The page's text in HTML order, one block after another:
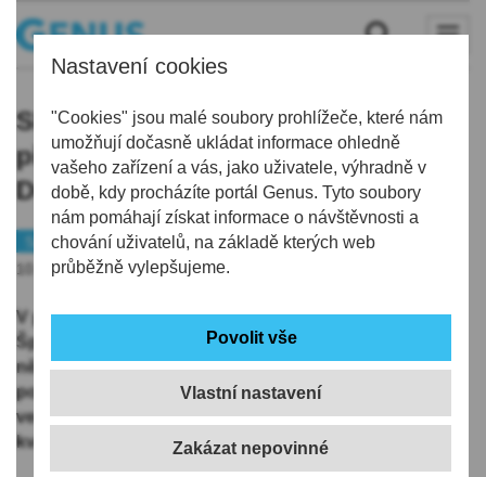
Nastavení cookies
"Cookies" jsou malé soubory prohlížeče, které nám
umožňují dočasně ukládat informace ohledně
vašeho zařízení a vás, jako uživatele, výhradně v
době, kdy procházíte portál Genus. Tyto soubory
nám pomáhají získat informace o návštěvnosti a
chování uživatelů, na základě kterých web
průběžně vylepšujeme.
Vlastní nastavení
Slovan Liberec prohrál v prvním
přípravném utkání proti Fortuně
Düsseldorf 1:3
Fotbal
Sport
10.01.2026 | 18:25
V prvním přípravném zápasu na soustředění ve
Španělsku hráli svěřenci Radoslava Kováče proti
německému týmu Fortuna Düsseldorf. Do obou
poločasů nastoupila jiná jedenáctka. Slovan Dlouho
vedl zásluhou Ermina Mahmiće, nakonec však proti
kvalitnímu soupeři prohrál 1:3.